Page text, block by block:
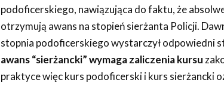
podoficerskiego, nawiązująca do faktu, że
otrzymują awans na stopień sierżanta Policji.
stopnia podoficerskiego wystarczył odpowiedni
awans “sierżancki” wymaga zaliczenia kursu
praktyce więc kurs podoficerski i kurs sierżancki